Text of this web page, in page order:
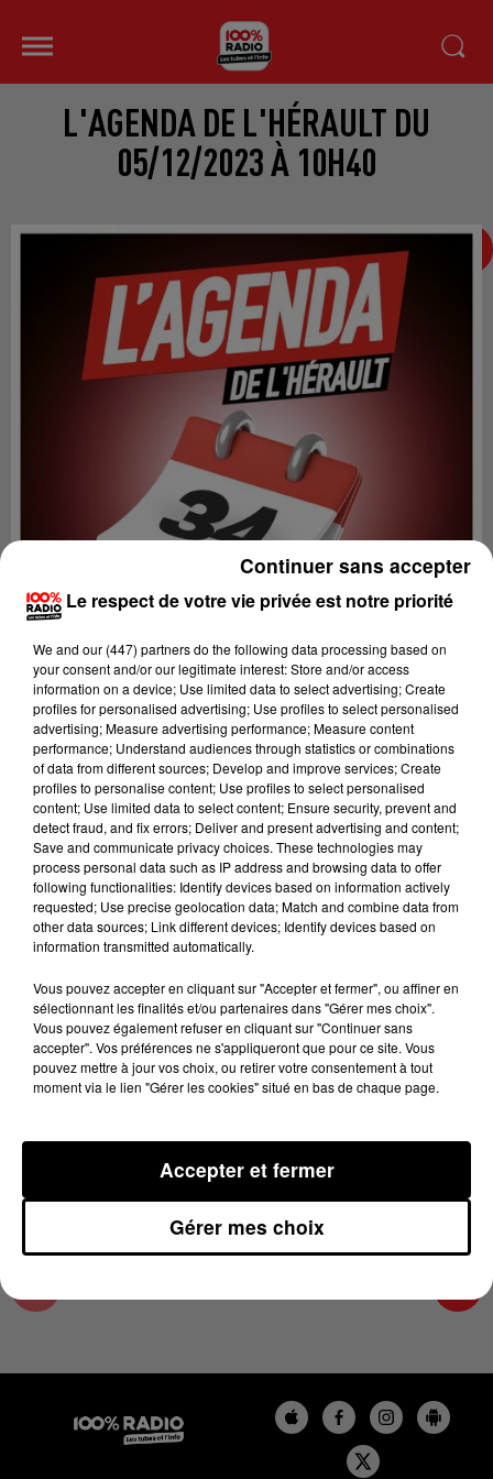
L'AGENDA DE L'HÉRAULT DU
05/12/2023 À 10H40
Lecture (1 min 14 sec)
100%
100% Radio l'agenda de l'Hérault
5 décembre 2023 - 1 min 14 sec
L'AGENDA DE L'HÉRAULT DU 05/12/2023 À
10H40
L'AGENDA DE L'HERAULT
Le respect de votre vie privée est notre priorité
We and our (447) partnersdo the following data processing based on
your consent and/or our legitimate interest: Store and/or access
information on a device; Use limited data to select advertising; Create
profiles for personalised advertising; Use profiles to select personalised
advertising; Measure advertising performance; Measure content
performance; Understand audiences through statistics or combinations
of data from different sources; Develop and improve services; Create
profiles to personalise content; Use profiles to select personalised
content; Use limited data to select content; Ensure security, prevent and
detect fraud, and fix errors; Deliver and present advertising and content;
Save and communicate privacy choices. These technologies may
process personal data such as IP address and browsing data to offer
following functionalities: Identify devices based on information actively
requested; Use precise geolocation data; Match and combine data from
other data sources; Link different devices; Identify devices based on
information transmitted automatically.
Vous pouvez accepter en cliquant sur "Accepter et fermer", ou affiner en
sélectionnant les finalités et/ou partenaires dans "Gérer mes choix".
Vous pouvez également refuser en cliquant sur "Continuer sans
accepter". Vos préférences ne s'appliqueront que pour ce site. Vous
pouvez mettre à jour vos choix, ou retirer votre consentement à tout
moment via le lien "Gérer les cookies" situé en bas de chaque page.
Gérer mes choix
Accepter et fermer
Continuer sans accepter